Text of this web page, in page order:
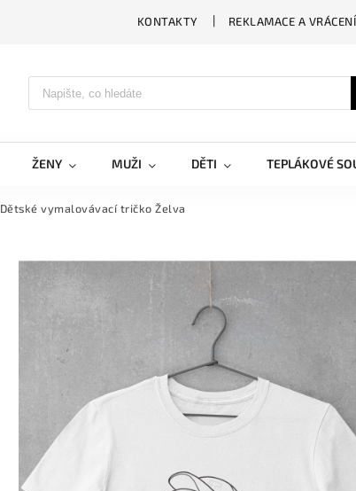
KONTAKTY REKLAMACE A VRÁCENÍ
ŽENY MUŽI DĚTI TEPLÁKOVÉ
Dětské vymalovávací tričko Želva